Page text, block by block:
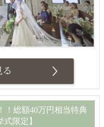
！総額40万円相当特典
限定】